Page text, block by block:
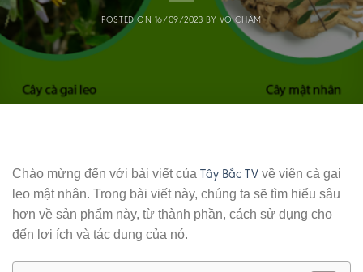
POSTED ON 16/09/2023 BY VÕ CHÂM
Chào mừng đến với bài viết của Tây Bắc TV về viên cà gai
leo mật nhân. Trong bài viết này, chúng ta sẽ tìm hiểu sâu
hơn về sản phẩm này, từ thành phần, cách sử dụng cho
đến lợi ích và tác dụng của nó.